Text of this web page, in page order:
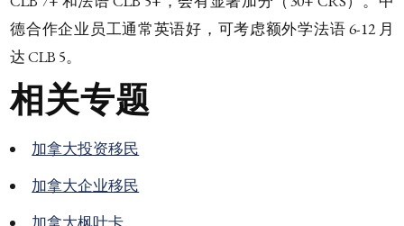
德合作企业员工通常英语好，可考虑额外学法语 6-12 月
达 CLB 5。
相关专题
加拿大投资移民
加拿大企业移民